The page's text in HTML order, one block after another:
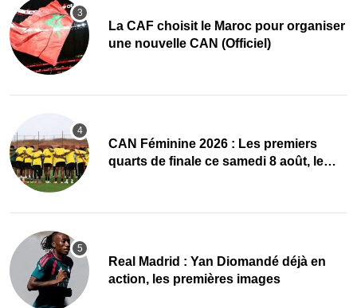
La CAF choisit le Maroc pour organiser
une nouvelle CAN (Officiel)
CAN Féminine 2026 : Les premiers
quarts de finale ce samedi 8 août, le
Real Madrid : Yan Diomandé déjà en
action, les premières images